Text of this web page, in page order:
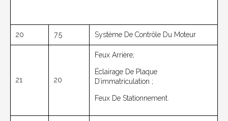
20 7.5 Système De Contrôle Du Moteur
21 20
Feux Arrière;
Éclairage De Plaque
D’immatriculation ;
Feux De Stationnement.